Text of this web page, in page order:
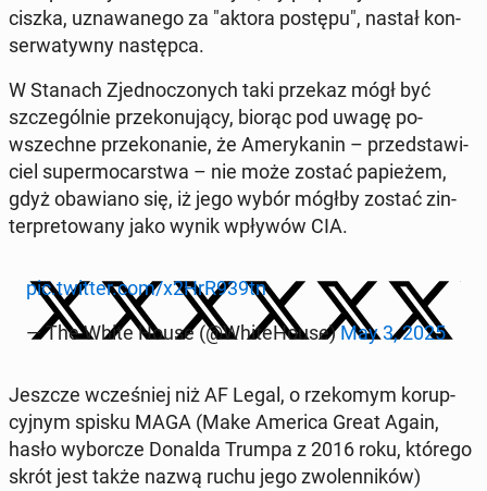
cisz­ka, uzna­wa­ne­go za "aktora postępu", nastał kon­
ser­wa­tyw­ny na­stęp­ca.
W Stanach Zjed­no­czo­nych taki przekaz mógł być
szcze­gól­nie prze­ko­nu­ją­cy, biorąc pod uwagę po­
wszech­ne prze­ko­na­nie, że Ame­ry­ka­nin – przed­sta­wi­
ciel su­per­mo­car­stwa – nie może zostać pa­pie­żem,
gdyż oba­wia­no się, iż jego wybór mógłby zostać zin­
ter­pre­to­wa­ny jako wynik wpływów CIA.
pic.twitter.com/x2HrR939tn
— The White House (@Whi­te­Ho­use)May 3, 2025
Jeszcze wcze­śniej niż AF Legal, o rze­ko­mym ko­rup­
cyj­nym spisku MAGA (Make America Great Again,
hasło wy­bor­cze Donalda Trumpa z 2016 roku, którego
skrót jest także nazwą ruchu jego zwo­len­ni­ków)